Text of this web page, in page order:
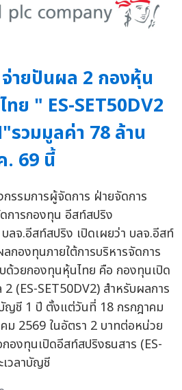
ายปันผล 2 กองหุ้น
ย " ES-SET50DV2
รวมมูลค่า 78 ล้าน
. 69 นี้
รรมการผู้จัดการ ฝ่ายจัดการ
ารกองทุน อีสท์สปริง
ลจ.อีสท์สปริง เปิดเผยว่า บลจ.อีสท์
กองทุนภายใต้การบริหารจัดการ
ด้วยกองทุนหุ้นไทย คือ กองทุนเปิด
(ES-SET50DV2) สำหรับผลการ
บัญชี 1 ปี ตั้งแต่วันที่ 18 กรกฎาคม
ม 2569 ในอัตรา 2 บาทต่อหน่วย
องทุนเปิดอีสท์สปริงธนสาร (ES-
เวลาบัญชี